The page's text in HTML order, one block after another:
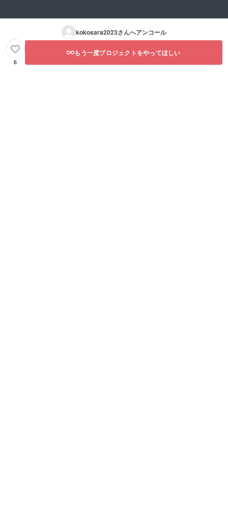
kokosara2023さんへアンコール
6
もう一度プロジェクトをやってほしい